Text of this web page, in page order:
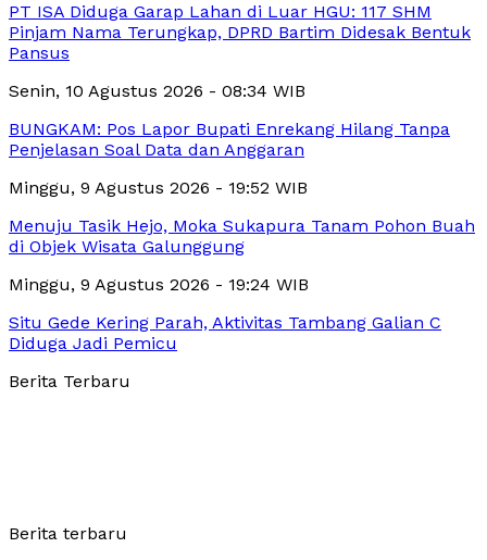
PT ISA Diduga Garap Lahan di Luar HGU: 117 SHM
Pinjam Nama Terungkap, DPRD Bartim Didesak Bentuk
Pansus
Senin, 10 Agustus 2026 - 08:34 WIB
BUNGKAM: Pos Lapor Bupati Enrekang Hilang Tanpa
Penjelasan Soal Data dan Anggaran
Minggu, 9 Agustus 2026 - 19:52 WIB
Menuju Tasik Hejo, Moka Sukapura Tanam Pohon Buah
di Objek Wisata Galunggung
Minggu, 9 Agustus 2026 - 19:24 WIB
Situ Gede Kering Parah, Aktivitas Tambang Galian C
Diduga Jadi Pemicu
Berita Terbaru
Berita terbaru